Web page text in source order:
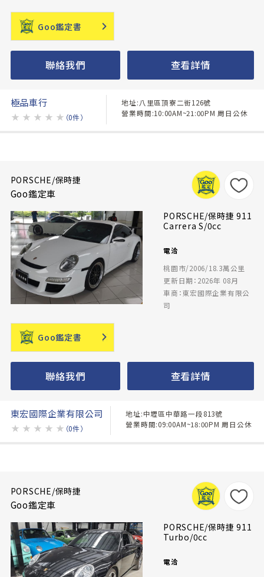
Goo鑑定書
聯絡我們 查看詳情
極品車行
★ ★ ★ ★ ★ （0件）
地址:八里區頂寮二街126號
營業時間:10:00AM~21:00PM 周日公休
PORSCHE/保時捷
Goo鑑定車
PORSCHE/保時捷 911
Carrera S/0cc
電洽
桃園市/2006/18.3萬公里
更新日期：2026年 08月
車商：東宏國際企業有限公
司
Goo鑑定書
聯絡我們 查看詳情
東宏國際企業有限公司
★ ★ ★ ★ ★ （0件）
地址:中壢區中華路一段813號
營業時間:09:00AM~18:00PM 周日公休
PORSCHE/保時捷
Goo鑑定車
PORSCHE/保時捷 911
Turbo/0cc
電洽